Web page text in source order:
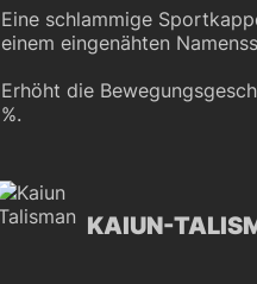
Eine schlammige
einem eingenähten
Erhöht die
%.
KAIUN-